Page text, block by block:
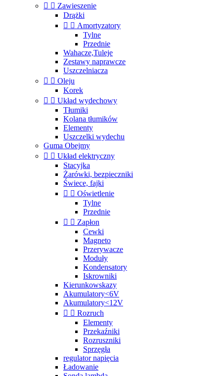
  Zawieszenie
Drążki
  Amortyzatory
Tylne
Przednie
Wahacze,Tuleje
Zestawy naprawcze
Uszczelniacza
  Oleju
Korek
  Układ wydechowy
Tłumiki
Kolana tłumików
Elementy
Uszczelki wydechu
Guma Obejmy
  Układ elektryczny
Stacyjka
Żarówki, bezpieczniki
Świece, fajki
  Oświetlenie
Tylne
Przednie
  Zapłon
Cewki
Magneto
Przerywacze
Moduły
Kondensatory
Iskrowniki
Kierunkowskazy
Akumulatory<6V
Akumulatory<12V
  Rozruch
Elementy
Przekaźniki
Rozruszniki
Sprzęgła
regulator napięcia
Ładowanie